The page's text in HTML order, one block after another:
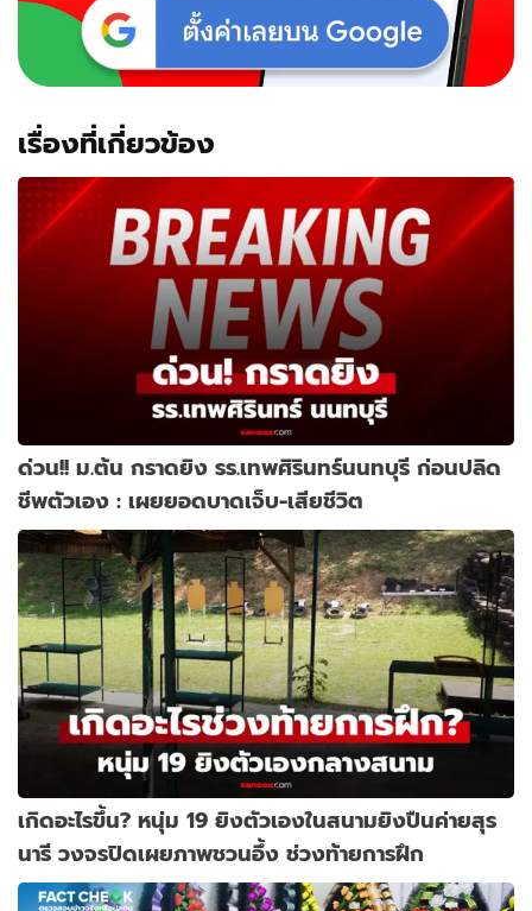
เรื่องที่เกี่ยวข้อง
ด่วน!! ม.ต้น กราดยิง รร.เทพศิรินทร์นนทบุรี ก่อนปลิด
ชีพตัวเอง : เผยยอดบาดเจ็บ-เสียชีวิต
เกิดอะไรขึ้น? หนุ่ม 19 ยิงตัวเองในสนามยิงปืนค่ายสุร
นารี วงจรปิดเผยภาพชวนอึ้ง ช่วงท้ายการฝึก